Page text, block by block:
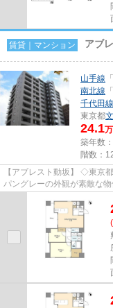
賃貸｜マンション アブ
山手線 「
南北線 「
千代田線
東京都
24.1
築年数
階数：
【アブレスト動坂】 ◇東京都文京区千駄木4丁目１１－６ 動坂の麓に建つシャン
パングレーの外観が素敵な物件のご紹介です！ 全